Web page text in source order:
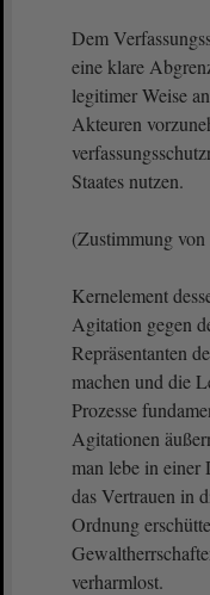
Dem
eine klare
legitimer Weise
Akteuren
Staates nutzen.
(Zustimmung
Kernelement
Agitation gegen
Repräsentanten
machen und die
Prozesse
Agitationen
man lebe in
das Vertrauen in
Ordnung
verharmlost.